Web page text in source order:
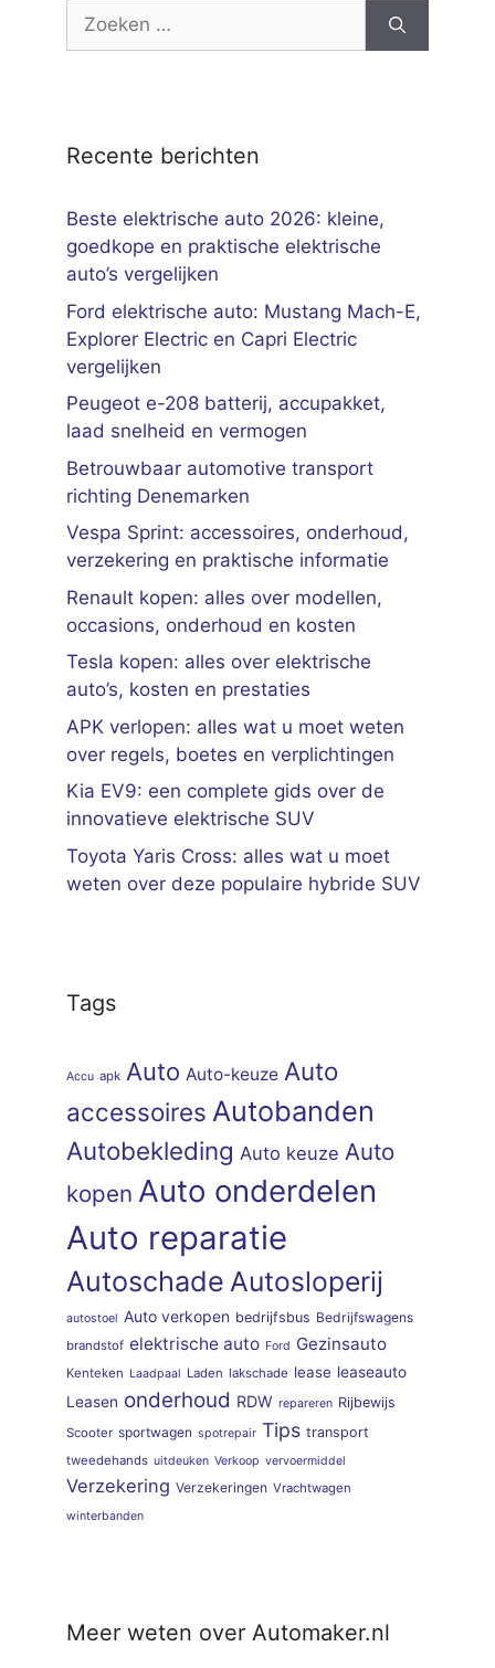
Zoek
Recente berichten
Beste elektrische auto 2026: kleine,
goedkope en praktische elektrische
auto’s vergelijken
Ford elektrische auto: Mustang Mach-E,
Explorer Electric en Capri Electric
vergelijken
Peugeot e-208 batterij, accupakket,
laad snelheid en vermogen
Betrouwbaar automotive transport
richting Denemarken
Vespa Sprint: accessoires, onderhoud,
verzekering en praktische informatie
Renault kopen: alles over modellen,
occasions, onderhoud en kosten
Tesla kopen: alles over elektrische
auto’s, kosten en prestaties
APK verlopen: alles wat u moet weten
over regels, boetes en verplichtingen
Kia EV9: een complete gids over de
innovatieve elektrische SUV
Toyota Yaris Cross: alles wat u moet
weten over deze populaire hybride SUV
Tags
Accu apk Auto Auto-keuze Auto
accessoires Autobanden
Autobekleding Auto keuze Auto
kopen Auto onderdelen
Auto reparatie
Autoschade Autosloperij
autostoel Auto verkopen bedrijfsbus Bedrijfswagens
brandstof elektrische auto Ford Gezinsauto
Kenteken Laadpaal Laden lakschade lease leaseauto
Leasen onderhoud RDW repareren Rijbewijs
Scooter sportwagen spotrepair Tips transport
tweedehands uitdeuken Verkoop vervoermiddel
Verzekering Verzekeringen Vrachtwagen
winterbanden
Meer weten over Automaker.nl